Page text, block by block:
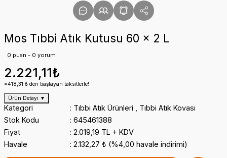
Mos Tıbbi Atık Kutusu 60 x 2 L
0 puan - 0 yorum
2.221,11₺
*418,31 ₺ den başlayan taksitlerle!
Ürün Detayı ▼
Kategori Tıbbi Atık Ürünleri
Tıbbi Atık Kovası
Stok Kodu
645461388
Fiyat
2.019,19 TL + KDV
Havale
2.132,27 ₺ (%4,00 havale indirimi)